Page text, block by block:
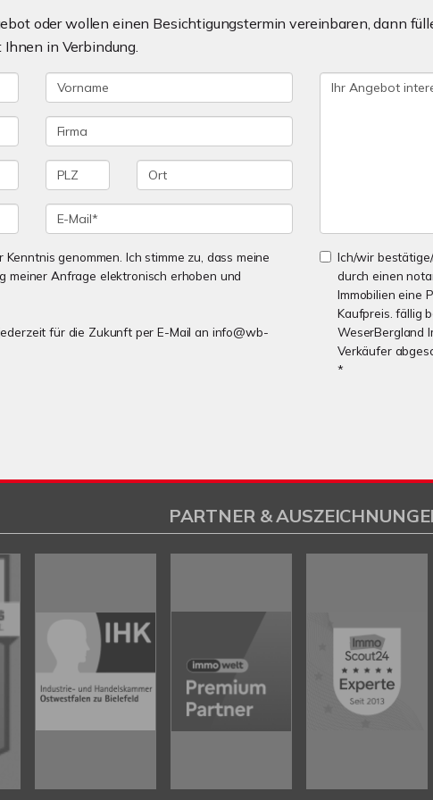
oder wollen einen Besichtigungstermin vereinbaren, dann
in Verbindung.
Kenntnis genommen. Ich stimme zu, dass meine
Anfrage elektronisch erhoben und
für die Zukunft per E-Mail an info@wb-
Ich/wir
durch einen
Immobilien eine
Kaufpreis. fällig
WeserBergland
Verkäufer
*
PARTNER &